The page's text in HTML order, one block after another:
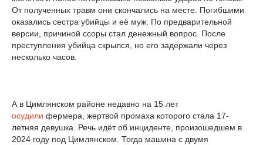
От полученных травм они скончались на месте. Погибшими
оказались сестра убийцы и её муж. По предварительной
версии, причиной ссоры стал денежный вопрос. После
преступления убийца скрылся, но его задержали через
несколько часов.
А в Цимлянском районе недавно на 15 лет
осудили фермера, жертвой промаха которого стала 17-
летняя девушка. Речь идёт об инциденте, произошедшем в
2024 году под Цимлянском. Тогда машина с двумя